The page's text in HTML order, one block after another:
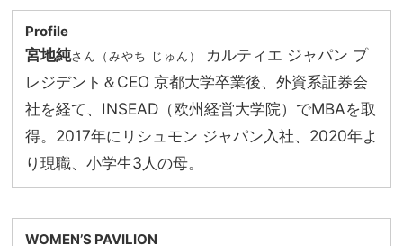
Profile
宮地純さん（みやち じゅん）
カルティエ ジャパン プ
レジデント＆CEO 京都大学卒業後、外資系証券会
社を経て、INSEAD（欧州経営大学院）でMBAを取
得。2017年にリシュモン ジャパン入社、2020年よ
り現職、小学生3人の母。
WOMEN’S PAVILION